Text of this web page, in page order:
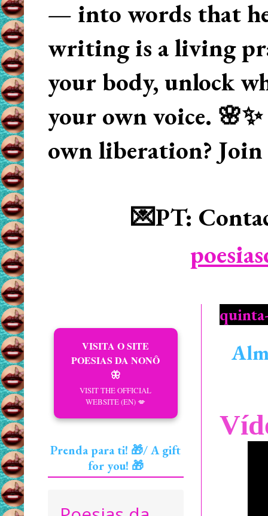
— into words that
writing is a living
your body, unlock
your own voice.
own liberation? Join
💌PT:
VISITA O SITE
POESIAS DA NONÔ
🦋
VISIT THE OFFICIAL
WEBSITE (EN) 💋
Prenda para ti! 🎁/ A gift
for you! 🎁